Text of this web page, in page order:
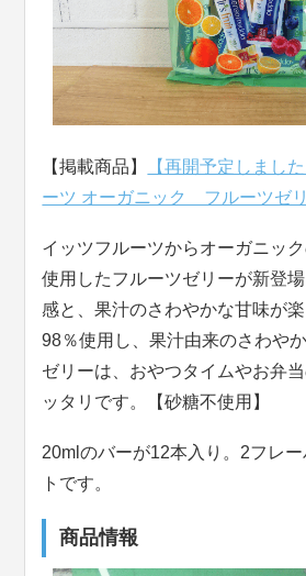
【掲載商品】
【再開予定しまし
ーツ オーガニック フルーツゼ
イッツフルーツからオーガニッ
使用したフルーツゼリーが新登
感と、果汁のさわやかな甘味が
98％使用し、果汁由来のさわや
ゼリーは、おやつタイムやお弁
ッタリです。【砂糖不使用】
20mlのバーが12本入り。2フレ
トです。
商品情報